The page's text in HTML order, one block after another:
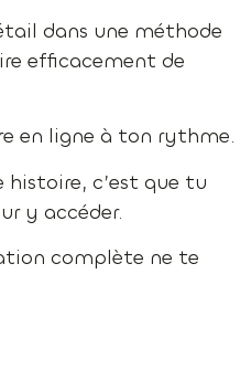
dans une méthode
efficacement de
en ligne à ton rythme.
c’est que tu
y accéder.
complète ne te